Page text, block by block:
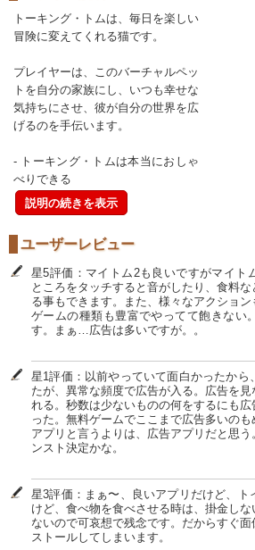
トーキング・トムは、毎日を楽しい
冒険に変えてくれる猫です。
プレイヤーは、このバーチャルペッ
トを自分の家族にし、いつも幸せな
気持ちにさせ、彼が自分の世界を広
げるのを手伝います。
- トーキング・トムは本当におしゃ
べりできる
説明の続きを表示
ユーザーレビュー
星5評価：マイトム2も良いですがマイト
ところをタッチすると音がしたり、食料
る事もできます。また、様々なアクショ
ゲームの種類も豊富でやってて飽きない
す。まぁ…広告は多いですが。。
星1評価：以前やっていて面白かったから
たが、異常な頻度で広告が入る。広告を
れる。秒数は少ないものの何をするにも
った。無料ゲームでここまで広告多いの
アプリと言うよりは、広告アプリだと思
ンスト決定かな。
星3評価：まぁ〜、良いアプリだけど、ト
けど、食べ物を食べさせる時は、掛金し
ないので可哀想で残念です。だからすぐ
ストールしてしまいます。